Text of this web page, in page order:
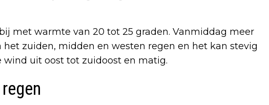
met warmte van 20 tot 25 graden. Vanmiddag meer
zuiden, midden en westen regen en het kan stevig
wind uit oost tot zuidoost en matig.